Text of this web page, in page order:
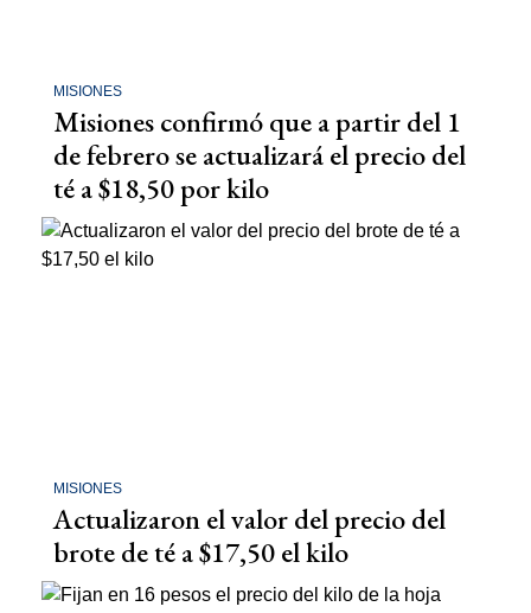
MISIONES
Misiones confirmó que a partir del 1
de febrero se actualizará el precio del
té a $18,50 por kilo
MISIONES
Actualizaron el valor del precio del
brote de té a $17,50 el kilo